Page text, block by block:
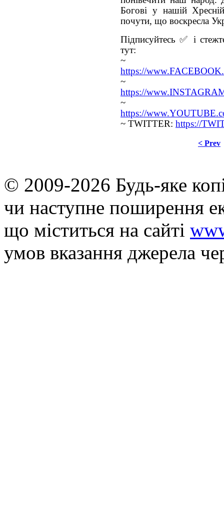
Богові у нашій
почути, що воскресла
Підписуйтесь ✅ і
тут:
~
https://
~
https://
~
https://
~ TWITTER: https://
< Prev
© 2009-2026 Будь-яке
чи наступне поширення
що мiститься на сайті
умов вказання джерела